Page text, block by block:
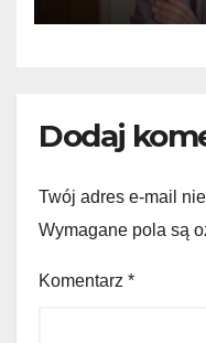
Dodaj
Twój adres e-mail
Wymagane pola są
Komentarz *